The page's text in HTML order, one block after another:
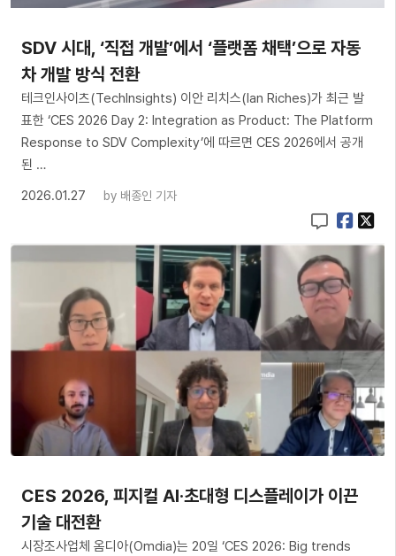
SDV 시대, ‘직접 개발’에서 ‘플랫폼 채택’으로 자동
차 개발 방식 전환
테크인사이츠(TechInsights) 이안 리치스(Ian Riches)가 최근 발
표한 ‘CES 2026 Day 2: Integration as Product: The Platform
Response to SDV Complexity’에 따르면 CES 2026에서 공개
된 …
2026.01.27
by 배종인 기자
CES 2026, 피지컬 AI·초대형 디스플레이가 이끈
기술 대전환
시장조사업체 옴디아(Omdia)는 20일 ‘CES 2026: Big trends